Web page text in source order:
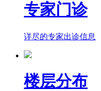
专家门诊
详尽的专家出诊信息
楼层分布